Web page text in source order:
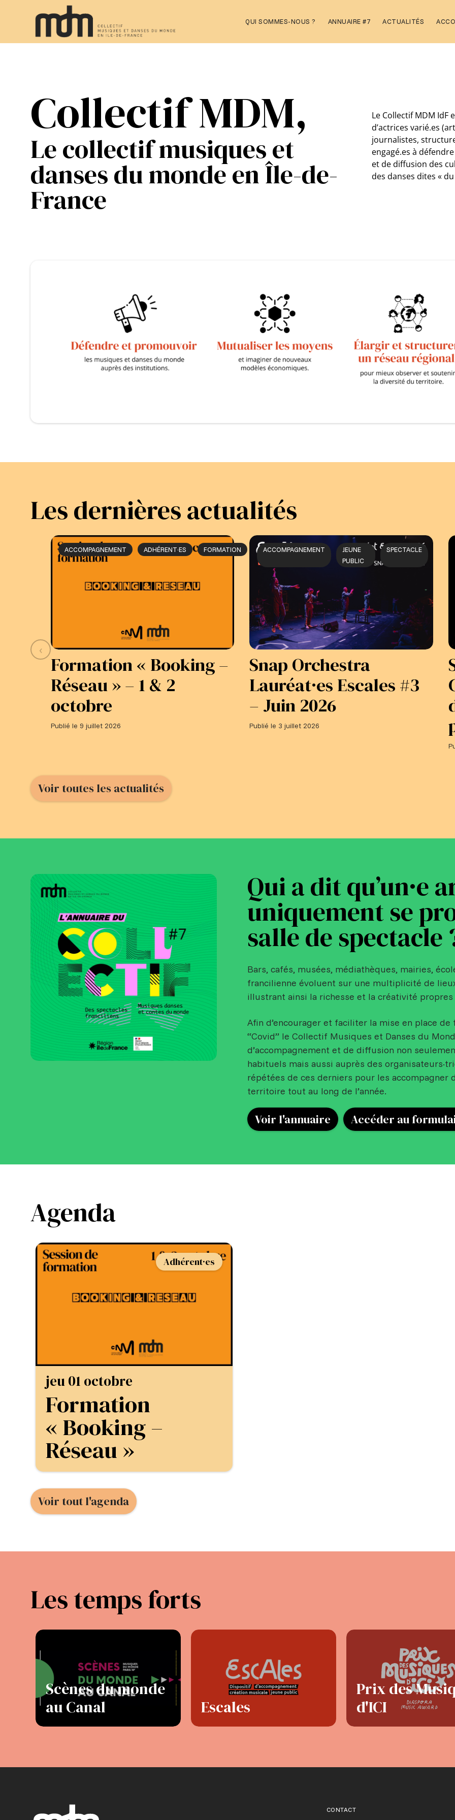
Aller
au
QUI SOMMES-NOUS ? ANNUAIRE #7 ACTUALITÉS
Collectif MDM,
Le collectif musiques et
danses du monde en Île-de-
France
Le Collectif MDM IdF
d’actrices varié.es
journalistes,
engagé.es à
et de diffusion des
des danses dites «
Les dernières actualités
‹
ACCOMPAGNEMENT ADHÉRENT·ES FORMATION
Formation « Booking –
Réseau » – 1 & 2
octobre
Publié le 9 juillet 2026
ACCOMPAGNEMENT
JEUNE
PUBLIC
SPECTACLE
Snap Orchestra
Lauréat·es Escales #3
– Juin 2026
Publié le 3 juillet 2026
Voir toutes les actualités
Qui a dit qu’un·e
uniquement se
salle de spectacle
Bars, cafés, musées, médiathèques, mairies,
francilienne évoluent sur une multiplicité de
illustrant ainsi la richesse et la créativité
Afin d’encourager et faciliter la mise en place
“Covid” le Collectif Musiques et Danses du
d’accompagnement et de diffusion non
habituels mais aussi auprès des
répétées de ces derniers pour les accompagner
territoire tout au long de l’année.
Voir l'annuaire Accéder au
Agenda
Adhérent·es
jeu 01 octobre
Formation
« Booking –
Réseau »
Voir tout l'agenda
Les temps forts
Scènes du monde
au Canal
Escales
Prix des
d'ICI
CONTACT